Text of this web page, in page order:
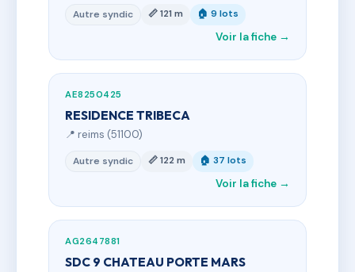
Autre syndic 📏 121 m 🏠 9 lots
Voir la fiche →
AE8250425
RESIDENCE TRIBECA
📍 reims (51100)
Autre syndic 📏 122 m 🏠 37 lots
Voir la fiche →
AG2647881
SDC 9 CHATEAU PORTE MARS